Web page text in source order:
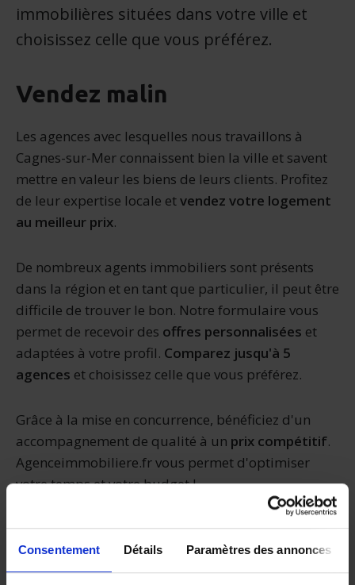
Consentement Détails Paramètres des annonces
immobilières situées dans votre ville et
choisissez celle que vous préférez.
Vendez malin
Les agences avec lesquelles nous travaillons à
Cagnes-sur-Mer connaissent bien la ville et savent
mettre en valeur les biens de leurs clients. Profitez
de leur expertise locale etvendez votre logement
au meilleur prix.
De nombreux agents immobiliers sont présents
dans la région et en tant que particulier, il peut être
difficile de trouver le bon. Notre formulaire vous
permet de recevoir des offres personnalisées et
adaptées à votre profil. Comparez jusqu'à 5
agences et choisissez celle que vous préférez.
Grâce à la mise en concurrence, bénéficiez d'un
accompagnement de qualité à un prix compétitif.
Agenceimmobiliere.fr vous permet d'optimiser
votre temps et votre budget !
Le marché de l'immobilier à
Cagnes-sur-Mer